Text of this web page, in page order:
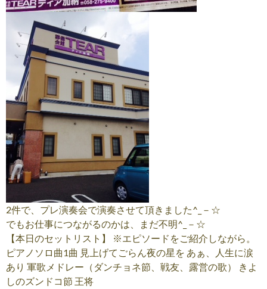
2件で、プレ演奏会で演奏させて頂きました^_－☆
でもお仕事につながるのかは、まだ不明^_－☆
【本日のセットリスト】 ※エピソードをご紹介しながら。
ピアノソロ曲1曲 見上げてごらん夜の星を あぁ、人生に涙
あり 軍歌メドレー（ダンチョネ節、戦友、露営の歌） きよ
しのズンドコ節 王将